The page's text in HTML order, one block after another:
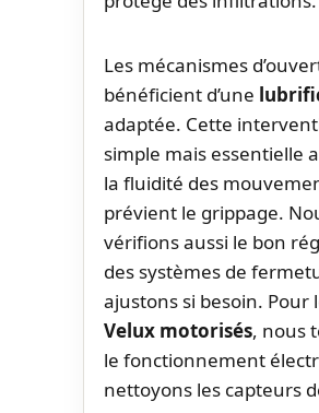
Les mécanismes
bénéficient d’une
adaptée. Cette
simple mais essentielle
la fluidité des
prévient le grippage.
vérifions aussi le bon
des systèmes de
ajustons si besoin. Pour
Velux motorisés, nous
le fonctionnement
nettoyons les capteurs